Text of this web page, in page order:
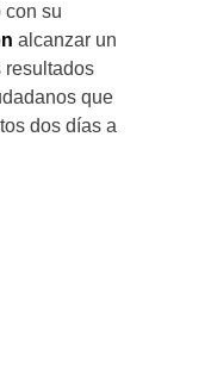
con su
alcanzar un
resultados
que
dos días a